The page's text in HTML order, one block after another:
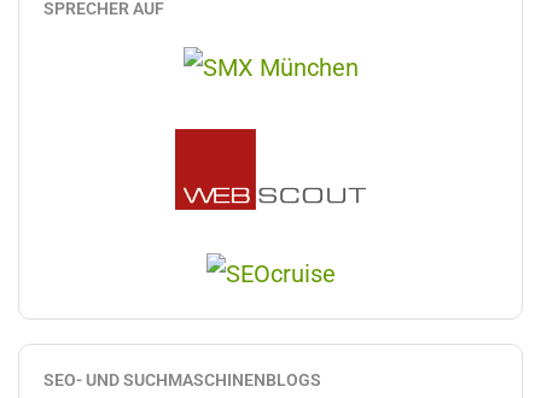
SPRECHER AUF
SEO- UND SUCHMASCHINENBLOGS